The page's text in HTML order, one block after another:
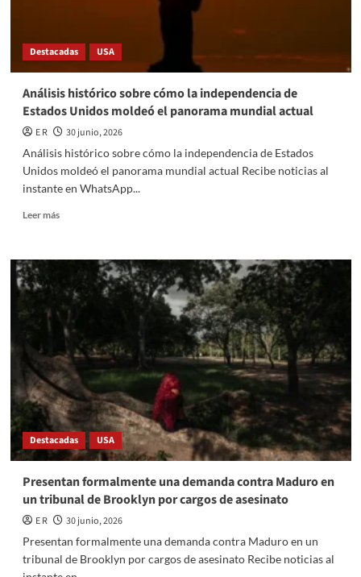
Destacadas USA
Análisis histórico sobre cómo la independencia de
Estados Unidos moldeó el panorama mundial actual
E R
30 junio, 2026
Análisis histórico sobre cómo la independencia de Estados
Unidos moldeó el panorama mundial actual Recibe noticias al
instante en WhatsApp...
Leer másRead
Análisis
histórico
sobre
cómo
la
independencia
de
Estados
Unidos
moldeó
el
panorama
mundial
actual
Destacadas USA
Presentan formalmente una demanda contra Maduro en
un tribunal de Brooklyn por cargos de asesinato
E R
30 junio, 2026
Presentan formalmente una demanda contra Maduro en un
tribunal de Brooklyn por cargos de asesinato Recibe noticias al